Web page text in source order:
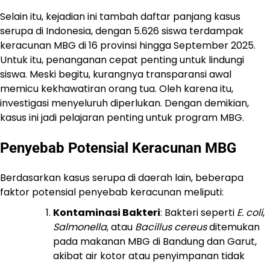
Selain itu, kejadian ini tambah daftar panjang kasus
serupa di Indonesia, dengan 5.626 siswa terdampak
keracunan MBG di 16 provinsi hingga September 2025.
Untuk itu, penanganan cepat penting untuk lindungi
siswa. Meski begitu, kurangnya transparansi awal
memicu kekhawatiran orang tua. Oleh karena itu,
investigasi menyeluruh diperlukan. Dengan demikian,
kasus ini jadi pelajaran penting untuk program MBG.
Penyebab Potensial Keracunan MBG
Berdasarkan kasus serupa di daerah lain, beberapa
faktor potensial penyebab keracunan meliputi:
Kontaminasi Bakteri: Bakteri seperti E. coli,
Salmonella, atau Bacillus cereusditemukan
pada makanan MBG di Bandung dan Garut,
akibat air kotor atau penyimpanan tidak